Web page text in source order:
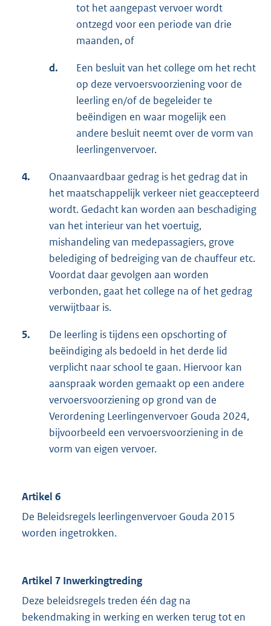
tot het aangepast vervoer wordt
ontzegd voor een periode van drie
maanden, of
d.
Een besluit van het college om het recht
op deze vervoersvoorziening voor de
leerling en/of de begeleider te
beëindigen en waar mogelijk een
andere besluit neemt over de vorm van
leerlingenvervoer.
4.
Onaanvaardbaar gedrag is het gedrag dat in
het maatschappelijk verkeer niet geaccepteerd
wordt. Gedacht kan worden aan beschadiging
van het interieur van het voertuig,
mishandeling van medepassagiers, grove
belediging of bedreiging van de chauffeur etc.
Voordat daar gevolgen aan worden
verbonden, gaat het college na of het gedrag
verwijtbaar is.
5.
De leerling is tijdens een opschorting of
beëindiging als bedoeld in het derde lid
verplicht naar school te gaan. Hiervoor kan
aanspraak worden gemaakt op een andere
vervoersvoorziening op grond van de
Verordening Leerlingenvervoer Gouda 2024,
bijvoorbeeld een vervoersvoorziening in de
vorm van eigen vervoer.
Artikel 6
De Beleidsregels leerlingenvervoer Gouda 2015
worden ingetrokken.
Artikel 7 Inwerkingtreding
Deze beleidsregels treden één dag na
bekendmaking in werking en werken terug tot en